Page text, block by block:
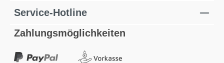
Service-Hotline
Zahlungsmöglichkeiten